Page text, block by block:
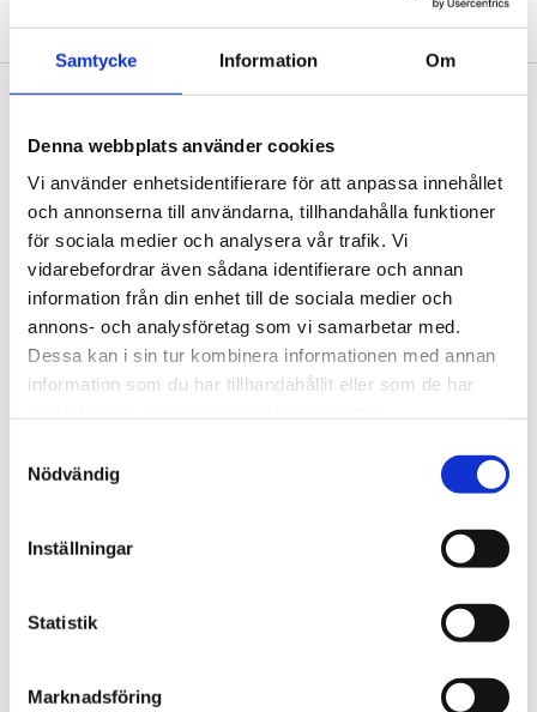
Samtycke Information Om
Denna webbplats använder cookies
Vi använder enhetsidentifierare för att anpassa innehållet
och annonserna till användarna, tillhandahålla funktioner
för sociala medier och analysera vår trafik. Vi
vidarebefordrar även sådana identifierare och annan
information från din enhet till de sociala medier och
annons- och analysföretag som vi samarbetar med.
Dessa kan i sin tur kombinera informationen med annan
information som du har tillhandahållit eller som de har
Nödvändig
Inställningar
Statistik
Marknadsföring
we look forward to hearing from you.
We are Tengbom
We create sustainable and beautiful architecture that
strenghtens our clients as well as our society.
We are always looking for more people who want to help
Through our ecosystem of services, we can create any